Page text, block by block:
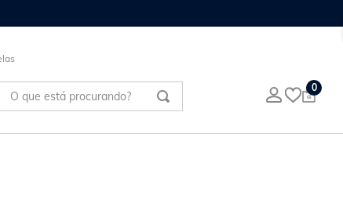
O que está procurando? 0